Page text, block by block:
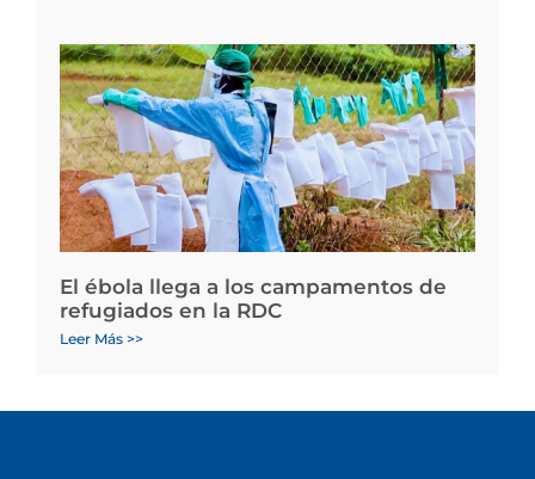
El ébola llega a los campamentos de
refugiados en la RDC
Leer Más >>